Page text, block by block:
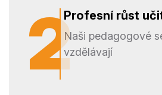
2
2Profesní růst
Naši pedagogové
vzdělávají